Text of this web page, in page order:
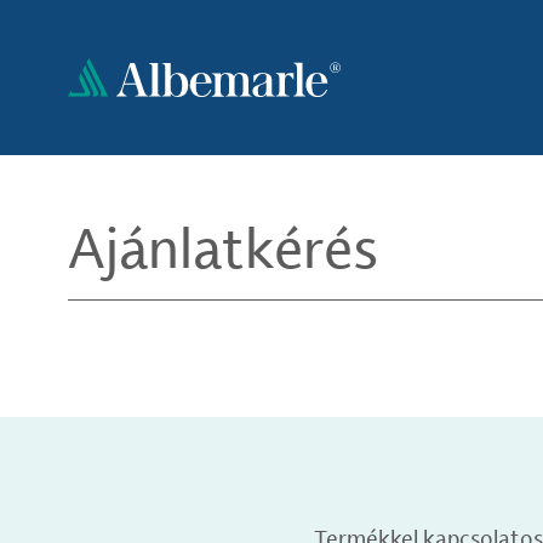
tartalomra
Ajánlatkérés